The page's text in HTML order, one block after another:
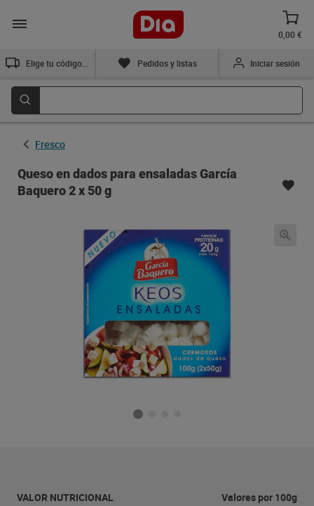
0,00 €
Pedidos y listas Iniciar sesión
Fresco
Queso en dados para ensaladas García
Baquero 2 x 50 g
VALOR NUTRICIONAL Valores por 100g